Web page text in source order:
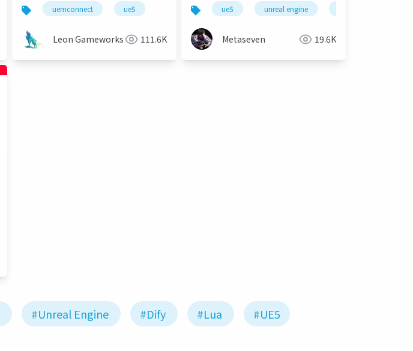
uemconnect ue5
Leon Gameworks 111.6K
ue5 unreal engine
Metaseven 19.6K
#Unreal Engine #Dify #Lua #UE5